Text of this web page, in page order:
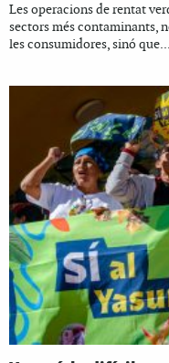
Les operacions de rentat
sectors més contaminants,
les consumidores, sinó que...